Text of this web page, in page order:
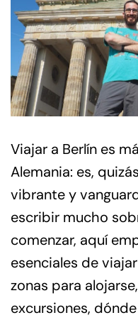
Viajar a Berlín es
Alemania: es,
vibrante y
escribir mucho
comenzar, aquí
esenciales de
zonas para
excursiones,